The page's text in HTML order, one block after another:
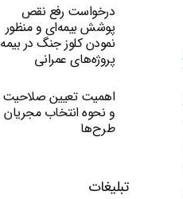
درخواست رفع نقص
پوشش بیمه‌ای و منظور
نمودن کلوز جنگ در بیمه
پروژه‌های عمرانی
اهمیت تعیین صلاحیت
و نحوه انتخاب مجریان
طرح‌ها
تبلیغات